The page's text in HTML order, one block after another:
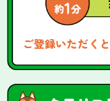
ご登録いただくと